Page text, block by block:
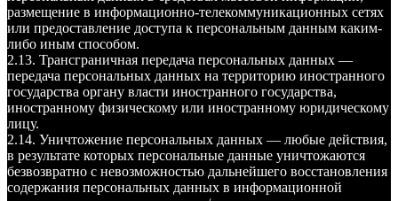
размещение в информационно-телекоммуникационных сетях
или предоставление доступа к персональным данным каким-
либо иным способом.
2.13. Трансграничная передача персональных данных —
передача персональных данных на территорию иностранного
государства органу власти иностранного государства,
иностранному физическому или иностранному юридическому
лицу.
2.14. Уничтожение персональных данных — любые действия,
в результате которых персональные данные уничтожаются
безвозвратно с невозможностью дальнейшего восстановления
содержания персональных данных в информационной